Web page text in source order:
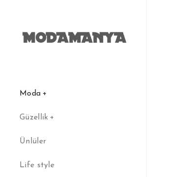
Moda
Güzellik
Ünlüler
Life style